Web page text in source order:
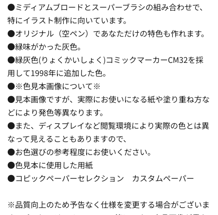
●ミディアムブロードとスーパーブラシの組み合わせで、
特にイラスト制作に向いています。
●オリジナル（空ペン）であなただけの特色も作れます。
●緑味がかった灰色。
●緑灰色(りょくかいしょく)コミックマーカーCM32を採
用して1998年に追加した色。
●※色見本画像について※
●見本画像ですが、実際にお使いになる紙や塗り重ね方な
どにより発色等異なります。
●また、ディスプレイなど閲覧環境により実際の色とは異
なって見えることもありますので、
●お色選びの参考程度にお使いください。
●色見本に使用した用紙
●コピックペーパーセレクション カスタムペーパー
※品質向上のため予告なく仕様を変更する場合がございま